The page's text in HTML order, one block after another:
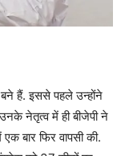
बने हैं. इससे पहले उन्होंने
नेतृत्व में ही बीजेपी ने
बार फिर वापसी की.